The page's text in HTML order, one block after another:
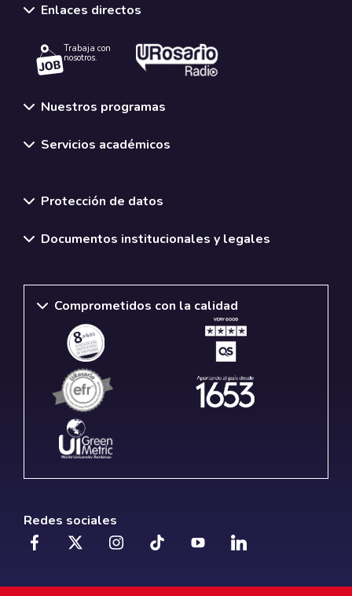
Enlaces directos
Trabaja con
nosotros.
Nuestros programas
Servicios académicos
Protección de datos
Documentos institucionales y legales
Comprometidos con la calidad
Redes sociales